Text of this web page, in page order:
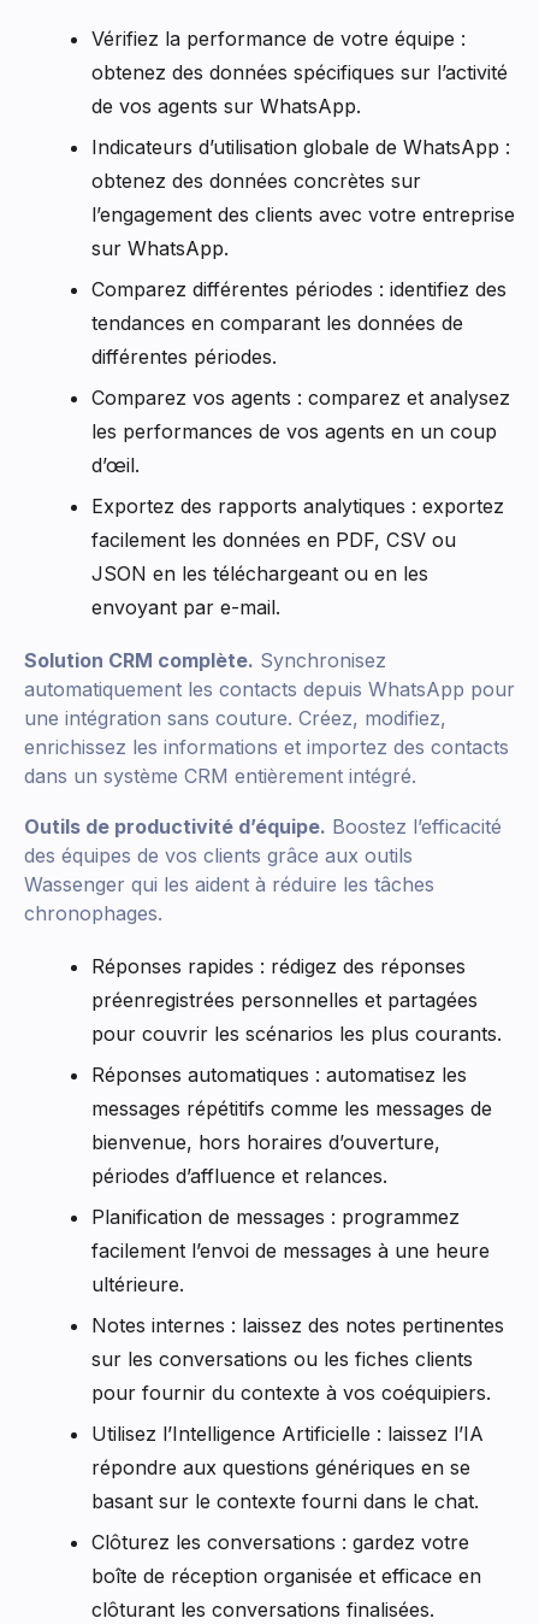
Vérifiez la performance de votre équipe :
obtenez des données spécifiques sur l’activité
de vos agents sur WhatsApp.
Indicateurs d’utilisation globale de WhatsApp :
obtenez des données concrètes sur
l’engagement des clients avec votre entreprise
sur WhatsApp.
Comparez différentes périodes : identifiez des
tendances en comparant les données de
différentes périodes.
Comparez vos agents : comparez et analysez
les performances de vos agents en un coup
d’œil.
Exportez des rapports analytiques : exportez
facilement les données en PDF, CSV ou
JSON en les téléchargeant ou en les
envoyant par e-mail.
Solution CRM complète. Synchronisez
automatiquement les contacts depuis WhatsApp pour
une intégration sans couture. Créez, modifiez,
enrichissez les informations et importez des contacts
dans un système CRM entièrement intégré.
Outils de productivité d’équipe. Boostez l’efficacité
des équipes de vos clients grâce aux outils
Wassenger qui les aident à réduire les tâches
chronophages.
Réponses rapides : rédigez des réponses
préenregistrées personnelles et partagées
pour couvrir les scénarios les plus courants.
Réponses automatiques : automatisez les
messages répétitifs comme les messages de
bienvenue, hors horaires d’ouverture,
périodes d’affluence et relances.
Planification de messages : programmez
facilement l’envoi de messages à une heure
ultérieure.
Notes internes : laissez des notes pertinentes
sur les conversations ou les fiches clients
pour fournir du contexte à vos coéquipiers.
Utilisez l’Intelligence Artificielle : laissez l’IA
répondre aux questions génériques en se
basant sur le contexte fourni dans le chat.
Clôturez les conversations : gardez votre
boîte de réception organisée et efficace en
clôturant les conversations finalisées.